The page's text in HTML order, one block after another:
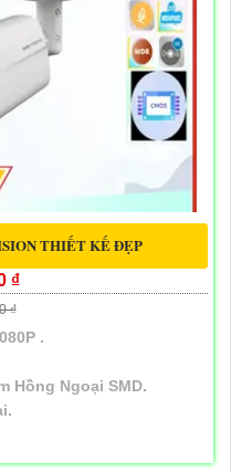
THIẾT KẾ ĐẸP
₫
₫
.
Hồng Ngoại SMD.